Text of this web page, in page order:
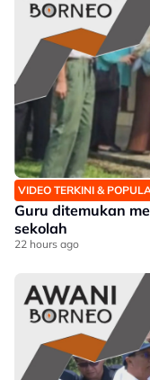
VIDEO TERKINI &
Guru ditemukan
sekolah
22 hours ago